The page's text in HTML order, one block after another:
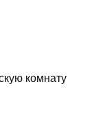
комнату